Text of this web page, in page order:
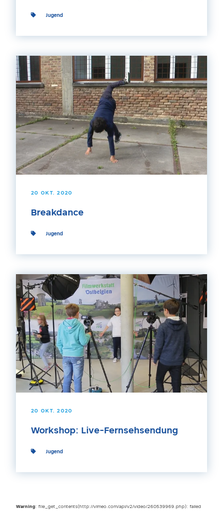
Jugend
20 OKT. 2020
Breakdance
Jugend
20 OKT. 2020
Workshop: Live-Fernsehsendung
Jugend
Warning: file_get_contents(http://vimeo.com/api/v2/video/260539969.php): failed